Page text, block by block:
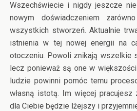
Wszechświecie i nigdy jeszcze
nowym doświadczeniem
wszystkich stworzeń. Aktualnie
istnienia w tej nowej energii na
otoczeniu. Powoli znikają wszelkie
lecz ponieważ są one w
ludzie powinni pomóc temu
własną istotą. Im więcej
dla Ciebie będzie lżejszy i